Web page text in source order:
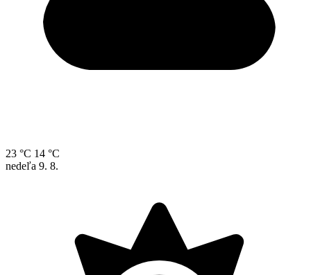
23 °C 14 °C
nedeľa 9. 8.